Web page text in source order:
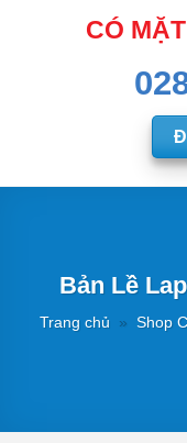
CÓ
Bản Lề
Trang chủ » Shop